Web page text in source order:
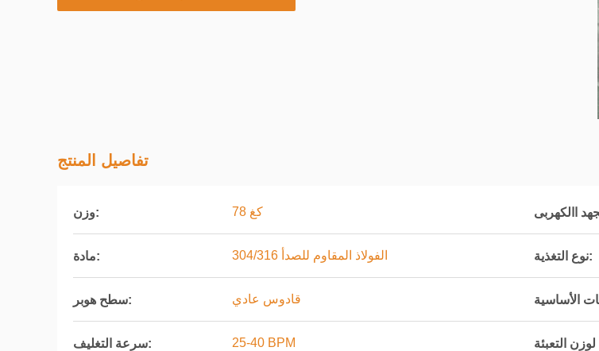
تفاصيل المنتج
وزن: 78 كغ
مادة: الفولاذ المقاوم للصدأ 304/316 نوع التغذية:
سطح هوبر: قادوس عادي
سرعة التغليف: 25-40 BPM